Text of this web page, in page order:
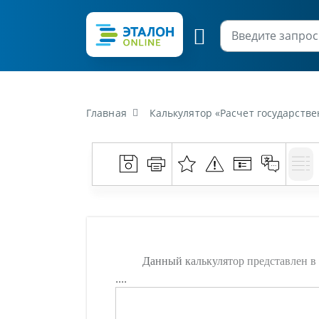
Главная Калькулятор «Расчет
Данный калькулятор представлен
....